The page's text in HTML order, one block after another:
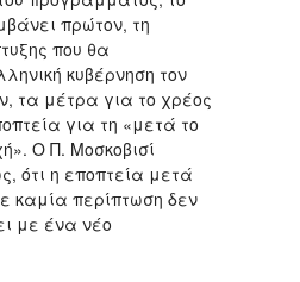
πρώτον, τη
που θα
κυβέρνηση τον
τα μέτρα για το χρέος
για τη «μετά το
Ο Π. Μοσκοβισί
ότι η εποπτεία μετά
καμία περίπτωση δεν
με ένα νέο